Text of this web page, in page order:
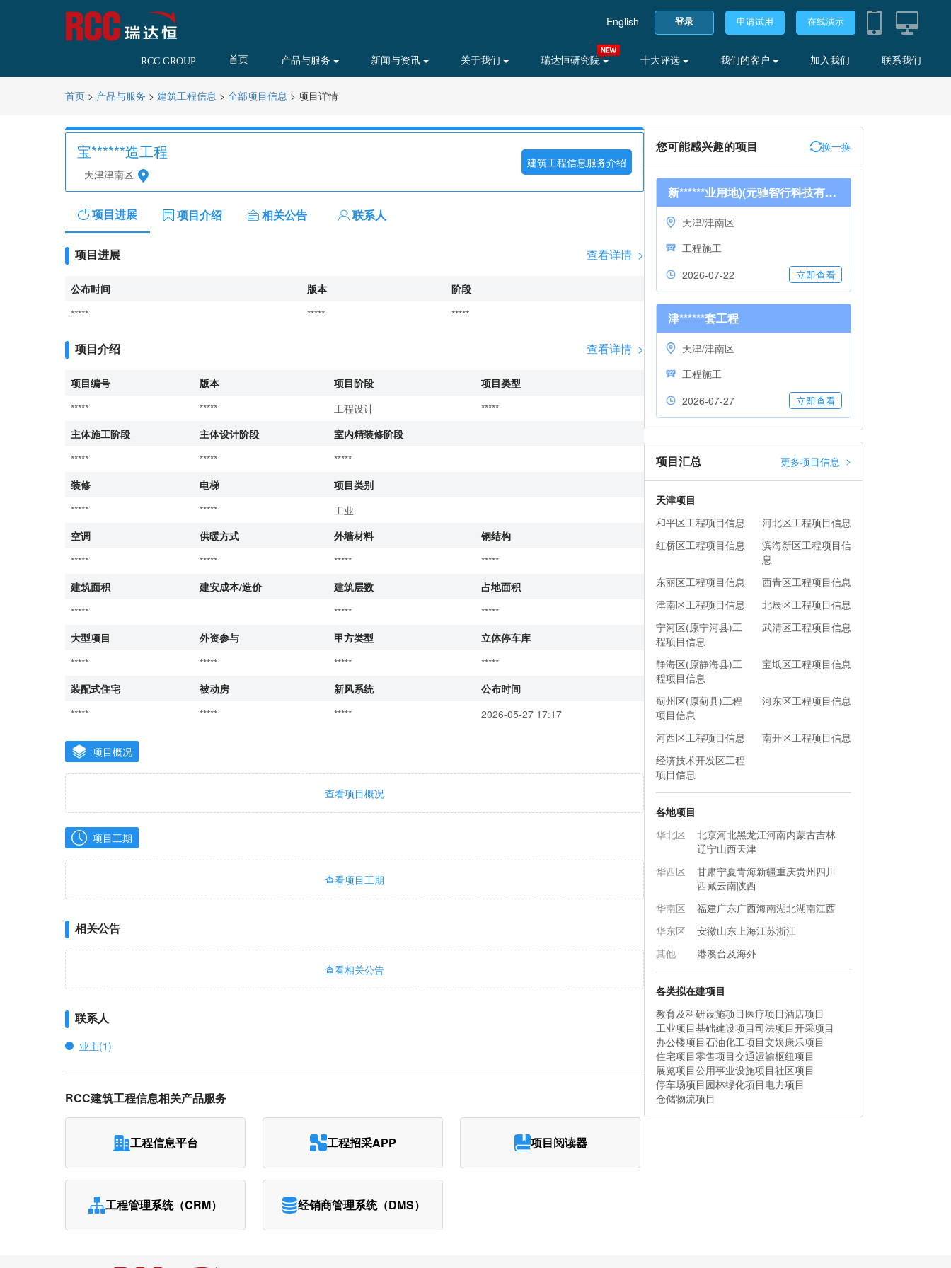
English 登录 申请试用 在线演示
RCC GROUP 首页 产品与服务 新闻与资讯 关于我们 瑞达恒研究院 十大评选 我们的客户 加入我们 联系我们
首页 > 产品与服务 > 建筑工程信息 > 全部项目信息 > 项目详情
宝******造工程
天津津南区
建筑工程信息服务介绍
项目进展 项目介绍 相关公告 联系人
项目进展 查看详情 >
公布时间 版本
阶段
*****
***** *****
项目介绍 查看详情 >
项目编号 版本 项目阶段
项目类型
*****
***** 工程设计
*****
主体施工阶段
主体设计阶段
室内精装修阶段
*****
*****
*****
装修
电梯
项目类别
*****
*****
工业
空调
供暖方式 外墙材料
钢结构
*****
***** *****
*****
建筑面积
建安成本/造价 建筑层数
占地面积
*****
*****
*****
大型项目
外资参与 甲方类型
立体停车库
*****
***** *****
*****
装配式住宅
被动房 新风系统
公布时间
*****
***** ***** 2026-05-27 17:17
项目概况
查看项目概况
项目工期
查看项目工期
相关公告
查看相关公告
联系人
业主(1)
RCC建筑工程信息相关产品服务
工程信息平台 工程招采APP 项目阅读器
工程管理系统（CRM） 经销商管理系统（DMS）
您可能感兴趣的项目 换一换
新******业用地)(元驰智行科技有限公司)
天津/津南区
工程施工
2026-07-22
立即查看
津******套工程
天津/津南区
工程施工
2026-07-27
立即查看
项目汇总 更多项目信息 >
天津项目
和平区工程项目信息
河北区工程项目信息
红桥区工程项目信息
滨海新区工程项目信
息
东丽区工程项目信息
西青区工程项目信息
津南区工程项目信息
北辰区工程项目信息
宁河区(原宁河县)工
程项目信息
武清区工程项目信息
静海区(原静海县)工
程项目信息
宝坻区工程项目信息
蓟州区(原蓟县)工程
项目信息
河东区工程项目信息
河西区工程项目信息
南开区工程项目信息
经济技术开发区工程
项目信息
各地项目
华北区
北京河北黑龙江河南内蒙古吉林
辽宁山西天津
华西区
甘肃宁夏青海新疆重庆贵州四川
西藏云南陕西
华南区
福建广东广西海南湖北湖南江西
华东区
安徽山东上海江苏浙江
其他
港澳台及海外
各类拟在建项目
教育及科研设施项目医疗项目酒店项目
工业项目基础建设项目司法项目开采项目
办公楼项目石油化工项目文娱康乐项目
住宅项目零售项目交通运输枢纽项目
展览项目公用事业设施项目社区项目
停车场项目园林绿化项目电力项目
仓储物流项目